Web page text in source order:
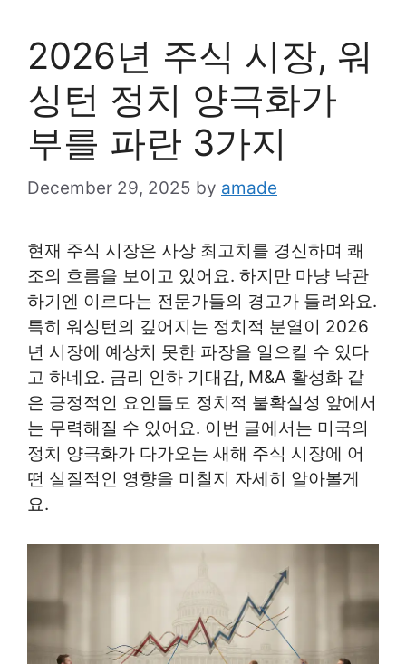
2026년 주식 시장, 워
싱턴 정치 양극화가
부를 파란 3가지
December 29, 2025 by amade
현재 주식 시장은 사상 최고치를 경신하며 쾌
조의 흐름을 보이고 있어요. 하지만 마냥 낙관
하기엔 이르다는 전문가들의 경고가 들려와요.
특히 워싱턴의 깊어지는 정치적 분열이 2026
년 시장에 예상치 못한 파장을 일으킬 수 있다
고 하네요. 금리 인하 기대감, M&A 활성화 같
은 긍정적인 요인들도 정치적 불확실성 앞에서
는 무력해질 수 있어요. 이번 글에서는 미국의
정치 양극화가 다가오는 새해 주식 시장에 어
떤 실질적인 영향을 미칠지 자세히 알아볼게
요.